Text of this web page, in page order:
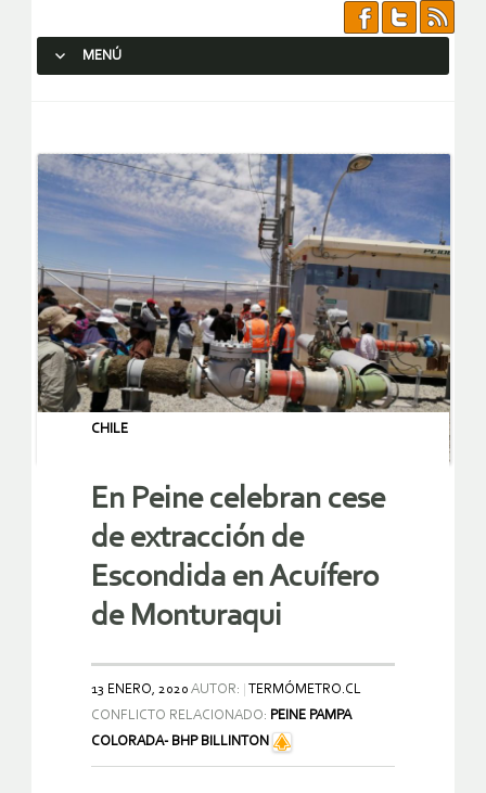
MENÚ
CHILE
En Peine celebran cese
de extracción de
Escondida en Acuífero
de Monturaqui
13 ENERO, 2020 AUTOR:
TERMÓMETRO.CL
CONFLICTO RELACIONADO: PEINE PAMPA
COLORADA- BHP BILLINTON